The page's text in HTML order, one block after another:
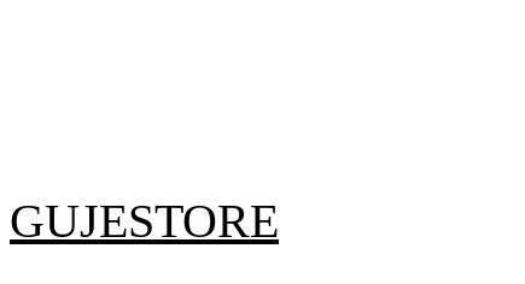
GUJESTORE